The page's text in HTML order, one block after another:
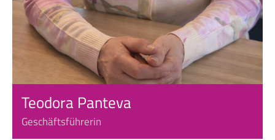
Teodora Panteva
Geschäftsführerin